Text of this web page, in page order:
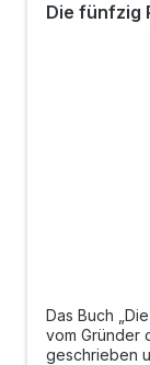
Die fünfzig
Das Buch
vom Gründer
geschrieben